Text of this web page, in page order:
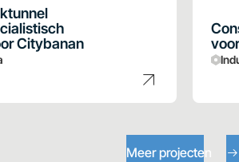
Citybanan
Meer projecten